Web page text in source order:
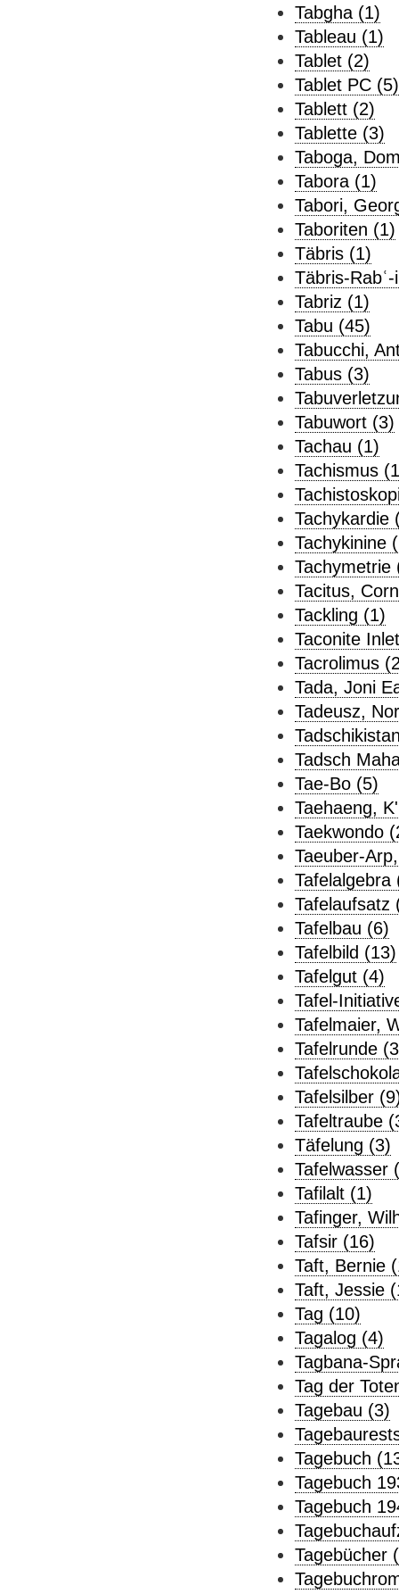
Tabgha (1)
Tableau (1)
Tablet (2)
Tablet PC (5)
Tablett (2)
Tablette (3)
Taboga,
Tabora (1)
Tabori,
Taboriten (1)
Täbris (1)
Täbris-
Tabriz (1)
Tabu (45)
Tabucchi,
Tabus (3)
Tabuwort (3)
Tachau (1)
Tachismus
Tachykardie
Tachykinine
Tachymetrie
Tacitus,
Tackling (1)
Taconite
Tacrolimus
Tada, Joni
Tadeusz,
Tadsch
Tae-Bo (5)
Taehaeng,
Taekwondo
Taeuber-
Tafelalgebra
Tafelaufsatz
Tafelbau (6)
Tafelbild (13)
Tafelgut (4)
Tafel-
Tafelmaier,
Tafelrunde
Tafelsilber
Tafeltraube
Täfelung (3)
Tafelwasser
Tafilalt (1)
Tafinger,
Tafsir (16)
Taft, Bernie
Taft, Jessie
Tag (10)
Tagalog (4)
Tagbana-
Tag der
Tagebau (3)
Tagebuch
Tagebuch
Tagebuch
Tagebücher